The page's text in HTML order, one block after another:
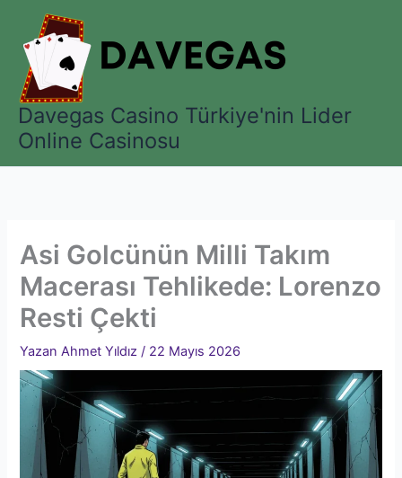
Davegas Casino Türkiye'nin Lider
Online Casinosu
Asi Golcünün Milli Takım
Macerası Tehlikede: Lorenzo
Resti Çekti
Yazan Ahmet Yıldız/ 22 Mayıs 2026